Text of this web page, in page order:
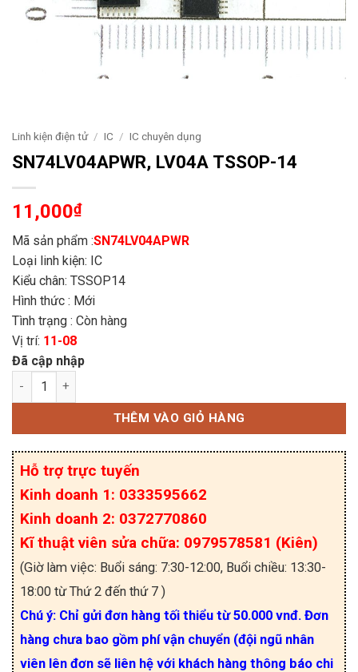
Linh kiện điện tử / IC / IC chuyên dụng
SN74LV04APWR, LV04A TSSOP-14
11,000₫
Mã sản phẩm :SN74LV04APWR
Loại linh kiện: IC
Kiểu chân: TSSOP14
Hình thức : Mới
Tình trạng : Còn hàng
Vị trí: 11-08
Đã cập nhập
SN74LV04APWR, LV04A TSSOP-14 số lượng
THÊM VÀO GIỎ HÀNG
Hỗ trợ trực tuyến
Kinh doanh 1: 0333595662
Kinh doanh 2: 0372770860
Kĩ thuật viên sửa chữa: 0979578581 (Kiên)
(Giờ làm việc: Buổi sáng: 7:30-12:00, Buổi chiều: 13:30-
18:00 từ Thứ 2 đến thứ 7 )
Chú ý: Chỉ gửi đơn hàng tối thiểu từ 50.000 vnđ. Đơn
hàng chưa bao gồm phí vận chuyển (đội ngũ nhân
viên lên đơn sẽ liên hệ với khách hàng thông báo chi